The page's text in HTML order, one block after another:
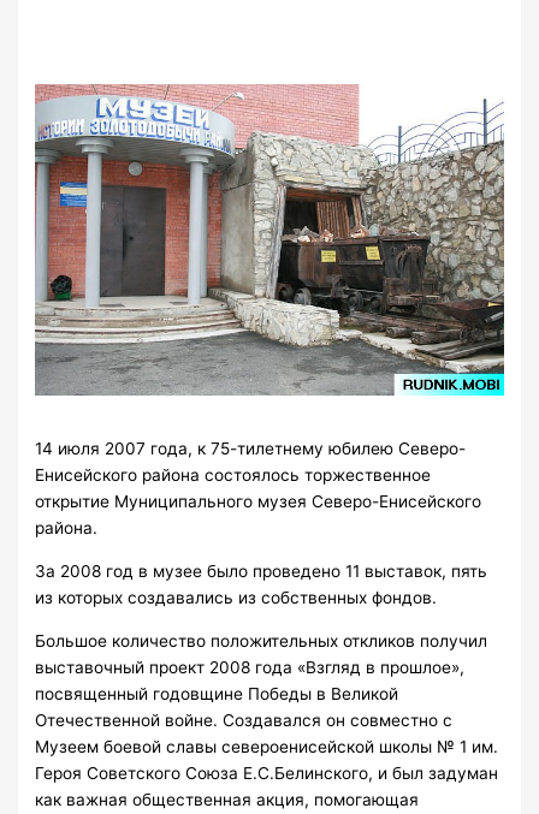
14 июля 2007 года, к 75-тилетнему юбилею Северо-
Енисейского района состоялось торжественное
открытие Муниципального музея Северо-Енисейского
района.
За 2008 год в музее было проведено 11 выставок, пять
из которых создавались из собственных фондов.
Большое количество положительных откликов получил
выставочный проект 2008 года «Взгляд в прошлое»,
посвященный годовщине Победы в Великой
Отечественной войне. Создавался он совместно с
Музеем боевой славы североенисейской школы № 1 им.
Героя Советского Союза Е.С.Белинского, и был задуман
как важная общественная акция, помогающая